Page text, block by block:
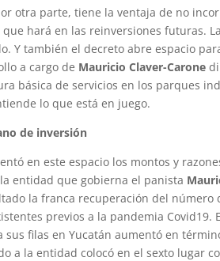
otra parte, tiene la ventaja de no
hará en las reinversiones futuras.
Y también el decreto abre espacio
a cargo de Mauricio Claver-Carone
básica de servicios en los parques
lo que está en juego.
de inversión
en este espacio los montos y
entidad que gobierna el panista
la franca recuperación del
previos a la pandemia
filas en Yucatán aumentó en
a la entidad colocó en el sexto lugar